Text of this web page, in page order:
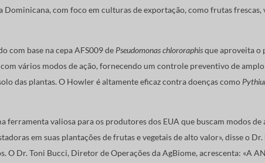
Dominicana, com foco em culturas de exportação, como frutas frescas,
base na cepa AFS009 de Pseudomonas chlororaphisque aproveita o
vários modos de ação, fornecendo um controle preventivo de
das plantas. O Howler é altamente eficaz contra doenças como
ferramenta valiosa para os produtores dos EUA que buscam modos de
em suas plantações de frutas e vegetais de alto valor», disse o
O Dr. Toni Bucci, Diretor de Operações da AgBiome, acrescenta: «A